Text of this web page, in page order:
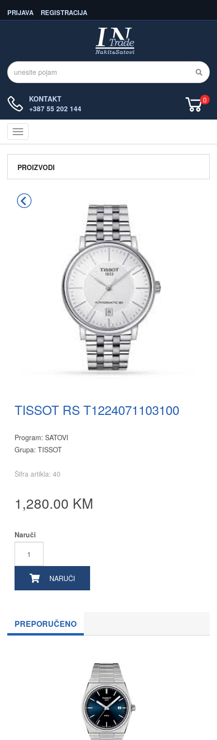
REGISTRACIJA
PRIJAVA
KONTAKT
+387 55 202 144
0
Navigacija
PROIZVODI
TISSOT RS T1224071103100
Program: SATOVI
Grupa: TISSOT
Šifra artikla: 40
1,280.00 KM
Naruči
NARUČI
PREPORUČENO